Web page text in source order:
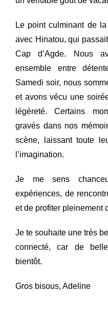
Le point culminant de
avec Hinatou, qui
Cap d’Agde. Nous
ensemble entre
Samedi soir, nous
et avons vécu une
légèreté. Certains
gravés dans nos
scène, laissant toute
l’imagination.
Je me sens
expériences, de
et de profiter pleinement
Je te souhaite une très
connecté, car de
bientôt.
Gros bisous, Adeline